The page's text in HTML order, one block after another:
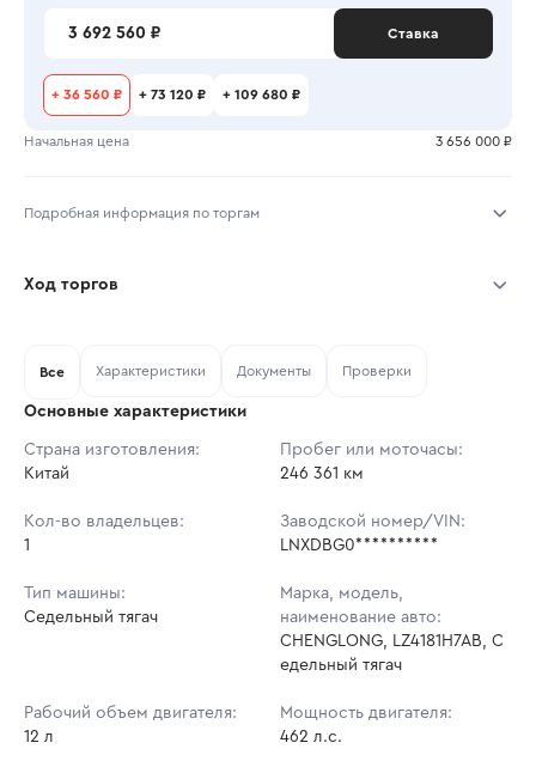
3 692 560 ₽ Ставка
+ 36 560 ₽ + 73 120 ₽ + 109 680 ₽
Начальная цена 3 656 000 ₽
Подробная информация по торгам
Тип аукциона: Открытые торги
Шаг торгов: 36 560 ₽
Кол-во ставок:
Ход торгов
Ставок не найдено
в аукционах
Все Характеристики Документы Проверки
Основные характеристики
Страна изготовления:
Китай
Пробег или моточасы:
246 361 км
Кол-во владельцев:
1
Заводской номер/VIN:
LNXDBG0**********
Тип машины:
Седельный тягач
Марка, модель,
наименование авто:
CHENGLONG, LZ4181H7AB, С
едельный тягач
Рабочий объем двигателя:
12 л
Мощность двигателя:
462 л.с.